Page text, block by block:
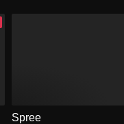
Spree